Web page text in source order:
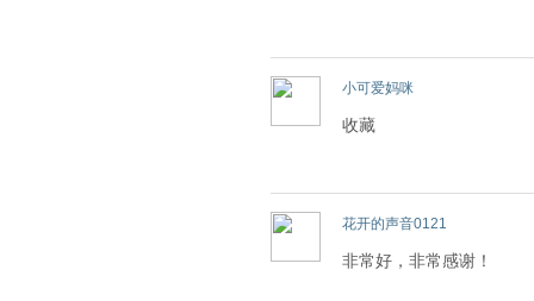
小可爱妈咪
收藏
花开的声音0121
非常好，非常感谢！